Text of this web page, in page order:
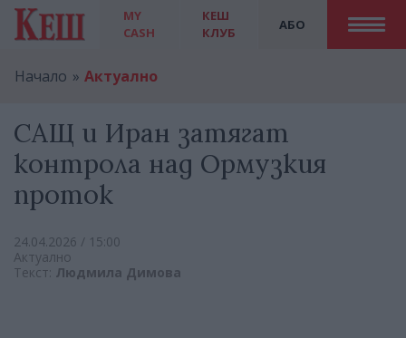
MY
CASH
АБО
КЕШ
КЛУБ
Начало Актуално
САЩ и Иран затягат
контрола над Ормузкия
проток
24.04.2026 / 15:00
Актуално
Текст: Людмила Димова